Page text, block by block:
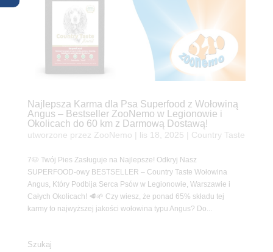
Najlepsza Karma dla Psa Superfood z Wołowiną
Angus – Bestseller ZooNemo w Legionowie i
Okolicach do 60 km z Darmową Dostawą!
utworzone przez ZooNemo lis 18, 2025 Country Taste
7🐶 Twój Pies Zasługuje na Najlepsze! Odkryj Nasz
SUPERFOOD-owy BESTSELLER – Country Taste Wołowina
Angus, Który Podbija Serca Psów w Legionowie, Warszawie i
Całych Okolicach! 🥩🌱 Czy wiesz, że ponad 65% składu tej
karmy to najwyższej jakości wołowina typu Angus? Do...
Szukaj